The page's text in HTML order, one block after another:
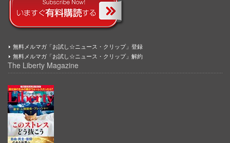
無料メルマガ「お試し☆ニュース・クリップ」登録
無料メルマガ「お試し☆ニュース・クリップ」解約
The Liberty Magazine